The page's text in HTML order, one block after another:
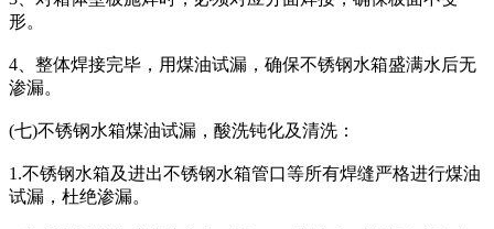
形。
4、整体焊接完毕，用煤油试漏，确保不锈钢水箱盛满水后无
渗漏。
(七)不锈钢水箱煤油试漏，酸洗钝化及清洗：
1.不锈钢水箱及进出不锈钢水箱管口等所有焊缝严格进行煤油
试漏，杜绝渗漏。